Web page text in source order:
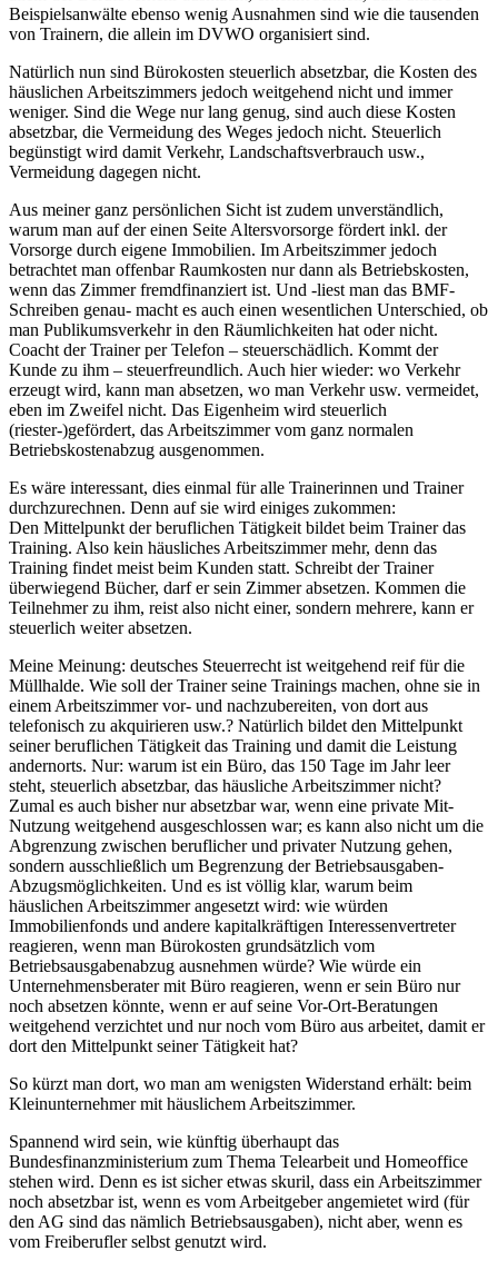
Beispielsanwälte ebenso wenig Ausnahmen sind wie die tausenden
von Trainern, die allein im DVWO organisiert sind.
Natürlich nun sind Bürokosten steuerlich absetzbar, die Kosten des
häuslichen Arbeitszimmers jedoch weitgehend nicht und immer
weniger. Sind die Wege nur lang genug, sind auch diese Kosten
absetzbar, die Vermeidung des Weges jedoch nicht. Steuerlich
begünstigt wird damit Verkehr, Landschaftsverbrauch usw.,
Vermeidung dagegen nicht.
Aus meiner ganz persönlichen Sicht ist zudem unverständlich,
warum man auf der einen Seite Altersvorsorge fördert inkl. der
Vorsorge durch eigene Immobilien. Im Arbeitszimmer jedoch
betrachtet man offenbar Raumkosten nur dann als Betriebskosten,
wenn das Zimmer fremdfinanziert ist. Und -liest man das BMF-
Schreiben genau- macht es auch einen wesentlichen Unterschied, ob
man Publikumsverkehr in den Räumlichkeiten hat oder nicht.
Coacht der Trainer per Telefon – steuerschädlich. Kommt der
Kunde zu ihm – steuerfreundlich. Auch hier wieder: wo Verkehr
erzeugt wird, kann man absetzen, wo man Verkehr usw. vermeidet,
eben im Zweifel nicht. Das Eigenheim wird steuerlich
(riester-)gefördert, das Arbeitszimmer vom ganz normalen
Betriebskostenabzug ausgenommen.
Es wäre interessant, dies einmal für alle Trainerinnen und Trainer
durchzurechnen. Denn auf sie wird einiges zukommen:
Den Mittelpunkt der beruflichen Tätigkeit bildet beim Trainer das
Training. Also kein häusliches Arbeitszimmer mehr, denn das
Training findet meist beim Kunden statt. Schreibt der Trainer
überwiegend Bücher, darf er sein Zimmer absetzen. Kommen die
Teilnehmer zu ihm, reist also nicht einer, sondern mehrere, kann er
steuerlich weiter absetzen.
Meine Meinung: deutsches Steuerrecht ist weitgehend reif für die
Müllhalde. Wie soll der Trainer seine Trainings machen, ohne sie in
einem Arbeitszimmer vor- und nachzubereiten, von dort aus
telefonisch zu akquirieren usw.? Natürlich bildet den Mittelpunkt
seiner beruflichen Tätigkeit das Training und damit die Leistung
andernorts. Nur: warum ist ein Büro, das 150 Tage im Jahr leer
steht, steuerlich absetzbar, das häusliche Arbeitszimmer nicht?
Zumal es auch bisher nur absetzbar war, wenn eine private Mit-
Nutzung weitgehend ausgeschlossen war; es kann also nicht um die
Abgrenzung zwischen beruflicher und privater Nutzung gehen,
sondern ausschließlich um Begrenzung der Betriebsausgaben-
Abzugsmöglichkeiten. Und es ist völlig klar, warum beim
häuslichen Arbeitszimmer angesetzt wird: wie würden
Immobilienfonds und andere kapitalkräftigen Interessenvertreter
reagieren, wenn man Bürokosten grundsätzlich vom
Betriebsausgabenabzug ausnehmen würde? Wie würde ein
Unternehmensberater mit Büro reagieren, wenn er sein Büro nur
noch absetzen könnte, wenn er auf seine Vor-Ort-Beratungen
weitgehend verzichtet und nur noch vom Büro aus arbeitet, damit er
dort den Mittelpunkt seiner Tätigkeit hat?
So kürzt man dort, wo man am wenigsten Widerstand erhält: beim
Kleinunternehmer mit häuslichem Arbeitszimmer.
Spannend wird sein, wie künftig überhaupt das
Bundesfinanzministerium zum Thema Telearbeit und Homeoffice
stehen wird. Denn es ist sicher etwas skuril, dass ein Arbeitszimmer
noch absetzbar ist, wenn es vom Arbeitgeber angemietet wird (für
den AG sind das nämlich Betriebsausgaben), nicht aber, wenn es
vom Freiberufler selbst genutzt wird.